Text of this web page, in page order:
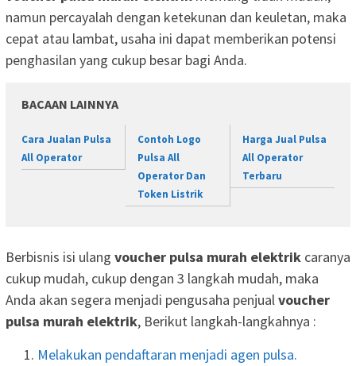
namun percayalah dengan ketekunan dan keuletan, maka
cepat atau lambat, usaha ini dapat memberikan potensi
penghasilan yang cukup besar bagi Anda.
BACAAN LAINNYA
Cara Jualan Pulsa
All Operator
Contoh Logo
Pulsa All
Operator Dan
Token Listrik
Harga Jual Pulsa
All Operator
Terbaru
Berbisnis isi ulang voucher pulsa murah elektrik caranya
cukup mudah, cukup dengan 3 langkah mudah, maka
Anda akan segera menjadi pengusaha penjualvoucher
pulsa murah elektrik, Berikut langkah-langkahnya :
Melakukan pendaftaran menjadi agen pulsa.